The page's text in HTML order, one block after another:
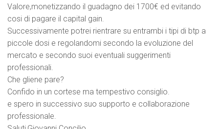
Valore,monetizzando il guadagno dei 1700€ ed evitando
cosi di pagare il capital gain.
Successivamente potrei rientrare su entrambi i tipi di btp a
piccole dosi e regolandomi secondo la evoluzione del
mercato e secondo suoi eventuali suggerimenti
professionali.
Che gliene pare?
Confido in un cortese ma tempestivo consiglio.
e spero in successivo suo supporto e collaborazione
professionale.